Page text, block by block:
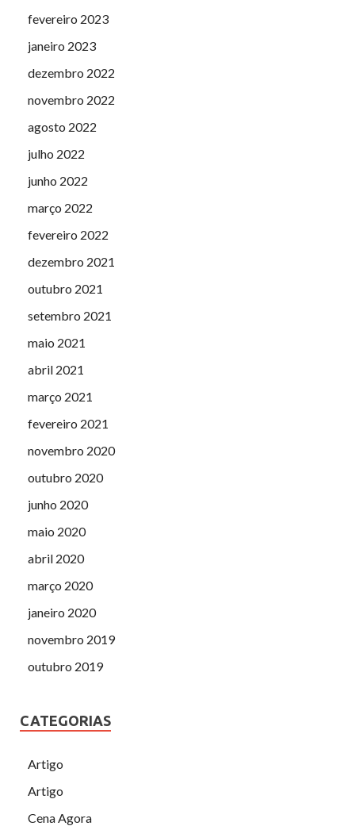
fevereiro 2023
janeiro 2023
dezembro 2022
novembro 2022
agosto 2022
julho 2022
junho 2022
março 2022
fevereiro 2022
dezembro 2021
outubro 2021
setembro 2021
maio 2021
abril 2021
março 2021
fevereiro 2021
novembro 2020
outubro 2020
junho 2020
maio 2020
abril 2020
março 2020
janeiro 2020
novembro 2019
outubro 2019
CATEGORIAS
Artigo
Artigo
Cena Agora